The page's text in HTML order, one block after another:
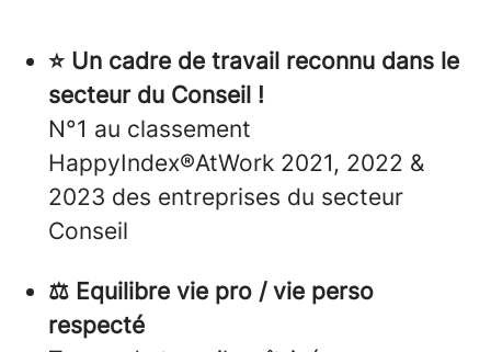
⭐ Un cadre de travail reconnu dans le
secteur du Conseil !
N°1 au classement
HappyIndex®AtWork 2021, 2022 &
2023 des entreprises du secteur
Conseil
⚖️ Equilibre vie pro / vie perso
respecté